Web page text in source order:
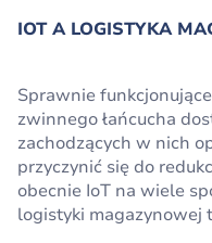
IOT A LOGISTYKA
Sprawnie
zwinnego łańcucha
zachodzących w nich
przyczynić się do
obecnie IoT na wiele
logistyki magazynowej